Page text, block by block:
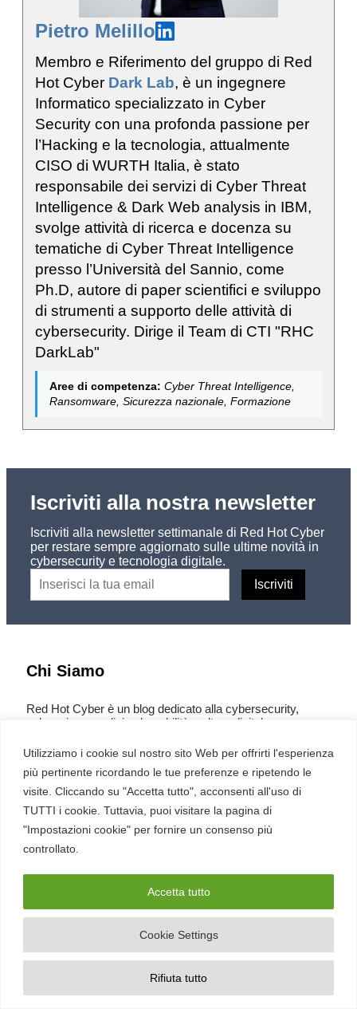
Utilizziamo i cookie sul nostro sito Web per offrirti l'esperienza
più pertinente ricordando le tue preferenze e ripetendo le
visite. Cliccando su "Accetta tutto", acconsenti all'uso di
TUTTI i cookie. Tuttavia, puoi visitare la pagina di
"Impostazioni cookie" per fornire un consenso più
controllato.
Cookie Settings
Rifiuta tutto
Accetta tutto
Pietro Melillo
Membro e Riferimento del gruppo di Red
Hot Cyber Dark Lab, è un ingegnere
Informatico specializzato in Cyber
Security con una profonda passione per
l’Hacking e la tecnologia, attualmente
CISO di WURTH Italia, è stato
responsabile dei servizi di Cyber Threat
Intelligence & Dark Web analysis in IBM,
svolge attività di ricerca e docenza su
tematiche di Cyber Threat Intelligence
presso l’Università del Sannio, come
Ph.D, autore di paper scientifici e sviluppo
di strumenti a supporto delle attività di
cybersecurity. Dirige il Team di CTI "RHC
DarkLab"
Aree di competenza: Cyber Threat Intelligence,
Ransomware, Sicurezza nazionale, Formazione
Iscriviti alla nostra newsletter
Iscriviti alla newsletter settimanale di Red Hot Cyber
per restare sempre aggiornato sulle ultime novità in
cybersecurity e tecnologia digitale.
Chi Siamo
Red Hot Cyber è un blog dedicato alla cybersecurity,
cybercrime, analisi vulnerabilità, cultura digitale e
per professionisti e appassionati.
Contatti
Partners
Community Hub
Academy
Linkedin–
Quicks Links
Home
Chi Siamo